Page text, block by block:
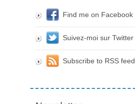
Find me on Facebook
Suivez-moi sur Twitter
Subscribe to RSS feed